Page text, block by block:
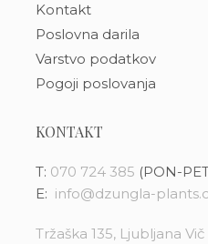
Kontakt
Poslovna darila
Varstvo podatkov
Pogoji poslovanja
KONTAKT
T: 070 724 385 (PON-
E: info@dzungla-
Tržaška 135, Ljubljana Vič